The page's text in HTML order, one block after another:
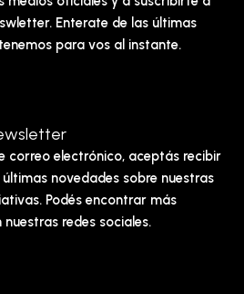
Enterate de las últimas
para vos al instante.
correo electrónico, aceptás recibir
novedades sobre nuestras
Podés encontrar más
redes sociales.